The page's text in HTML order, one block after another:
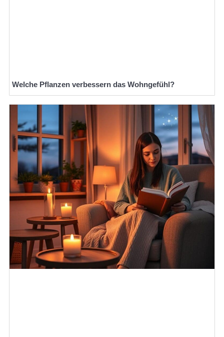
Welche Pflanzen verbessern das Wohngefühl?